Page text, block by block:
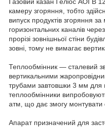
камеру згоряння, тобто
випуск продуктів згоряння
горизонтальних каналів
прорізі зовнішньої стіни
зовні, тому не вимагає
Теплообмінник — сталевий
вертикальними
трубами завтовшки 3 мм для
теплообмінники
атм, що дає змогу монтувати
Апарат призначений для